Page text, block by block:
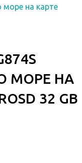
море на карте
МОРЕ НА
32 GB